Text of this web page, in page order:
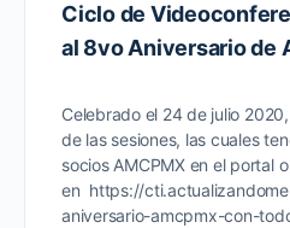
Ciclo de
al 8vo Aniversario de
Celebrado el 24 de julio
de las sesiones, las cuales
socios AMCPMX en el portal
en https://
aniversario-amcpmx-con-